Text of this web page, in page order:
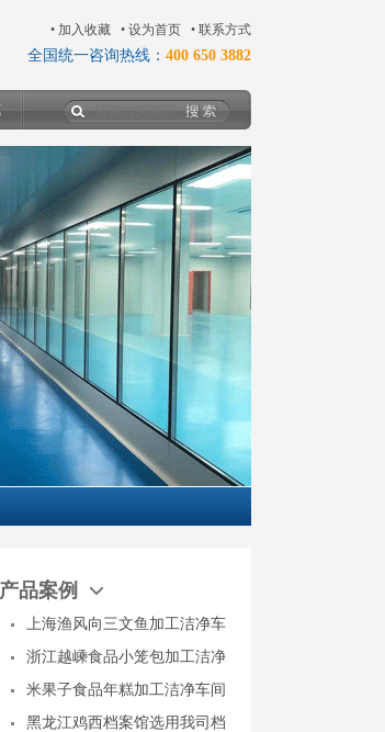
• 加入收藏 • 设为首页 • 联系方式
全国统一咨询热线： 400 650 3882
产品案例
上海渔风向三文鱼加工洁净车
浙江越嵊食品小笼包加工洁净
米果子食品年糕加工洁净车间
黑龙江鸡西档案馆选用我司档